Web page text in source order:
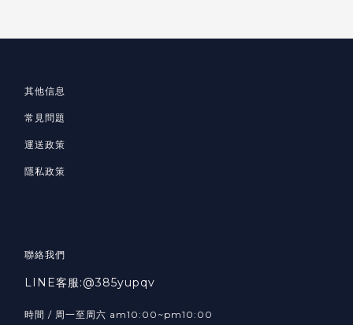
其他信息
常見問題
運送政策
隱私政策
聯絡我們
LINE客服:@385yupqv
時間 / 周一至周六 am10:00~pm10:00